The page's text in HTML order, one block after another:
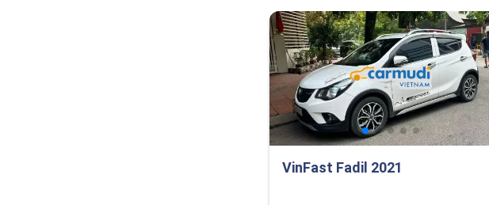
VinFast Fadil 2021